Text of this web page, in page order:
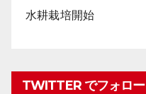
水耕栽培開始
TWITTER でフォロー